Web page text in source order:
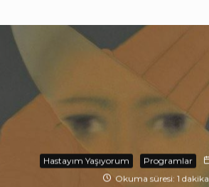
Hastayım Yaşıyorum Programlar
Okuma süresi: 1 dakika